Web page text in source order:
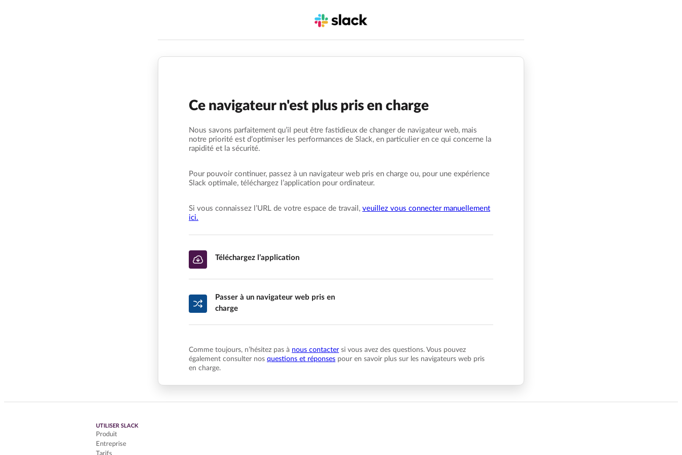
Ce navigateur n'est plus pris en charge
Nous savons parfaitement qu’il peut être fastidieux de changer de navigateur web, mais
notre priorité est d’optimiser les performances de Slack, en particulier en ce qui concerne la
rapidité et la sécurité.
Pour pouvoir continuer, passez à un navigateur web pris en charge ou, pour une expérience
Slack optimale, téléchargez l’application pour ordinateur.
Si vous connaissez l’URL de votre espace de travail, veuillez vous connecter manuellement
ici.
Téléchargez l’application
Passer à un navigateur web pris en
charge
Comme toujours, n’hésitez pas à nous contacter si vous avez des questions. Vous pouvez
également consulter nos questions et réponses pour en savoir plus sur les navigateurs web pris
en charge.
UTILISER SLACK
Produit
Entreprise
Tarifs